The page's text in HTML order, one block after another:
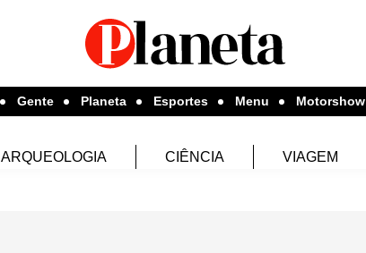
Gente Planeta Esportes Menu Motorshow
ARQUEOLOGIA CIÊNCIA VIAGEM